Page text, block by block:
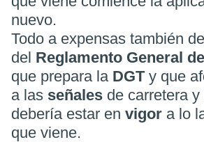
nuevo.
Todo a expensas también
del Reglamento General
que prepara la DGT y que
a las señales de carretera
debería estar en vigor a lo
que viene.